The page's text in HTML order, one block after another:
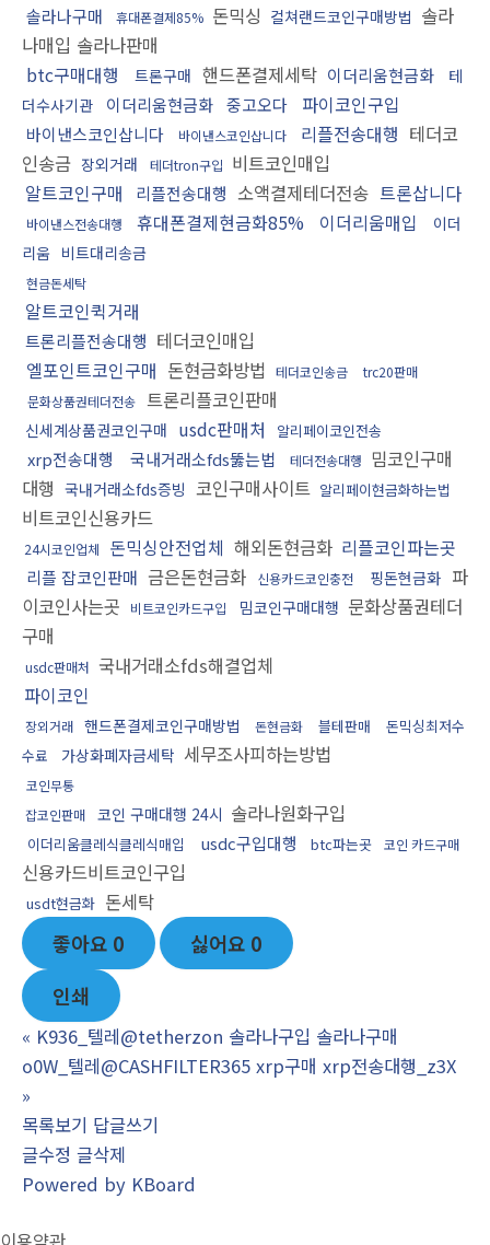
솔라나구매 휴대폰결제85% 돈믹싱 컬쳐랜드코인구매방법 솔라
나매입 솔라나판매
btc구매대행
트론구매 핸드폰결제세탁 이더리움현금화
테
더수사기관
이더리움현금화 중고오다 파이코인구입
바이낸스코인삽니다 바이낸스코인삽니다 리플전송대행 테더코
인송금 장외거래 테더tron구입 비트코인매입
알트코인구매
리플전송대행 소액결제테더전송 트론삽니다
바이낸스전송대행 휴대폰결제현금화85% 이더리움매입
이더
리움 비트대리송금
현금돈세탁
알트코인퀵거래
트론리플전송대행 테더코인매입
엘포인트코인구매 돈현금화방법 테더코인송금
trc20판매
문화상품권테더전송 트론리플코인판매
신세계상품권코인구매 usdc판매처 알리페이코인전송
xrp전송대행 국내거래소fds뚫는법 테더전송대행 밈코인구매
대행 국내거래소fds증빙 코인구매사이트 알리페이현금화하는법
비트코인신용카드
24시코인업체 돈믹싱안전업체 해외돈현금화 리플코인파는곳
리플 잡코인판매 금은돈현금화 신용카드코인충전 핑돈현금화 파
이코인사는곳
비트코인카드구입 밈코인구매대행 문화상품권테더
구매
usdc판매처 국내거래소fds해결업체
파이코인
장외거래 핸드폰결제코인구매방법 돈현금화 블테판매
돈믹싱최저수
수료
가상화폐자금세탁 세무조사피하는방법
코인무통
잡코인판매
코인 구매대행 24시 솔라나원화구입
이더리움클레식클레식매입 usdc구입대행 btc파는곳 코인 카드구매
신용카드비트코인구입
usdt현금화 돈세탁
좋아요 0 싫어요 0
인쇄
« K936_텔레@tetherzon 솔라나구입 솔라나구매
o0W_텔레@CASHFILTER365 xrp구매 xrp전송대행_z3X
»
목록보기 답글쓰기
글수정 글삭제
Powered by KBoard